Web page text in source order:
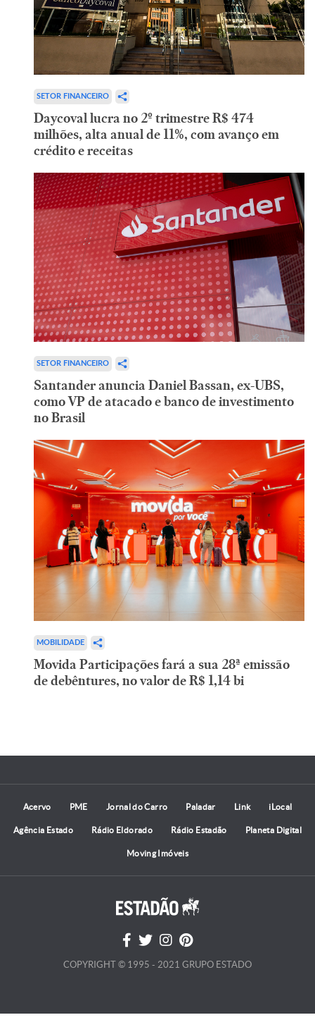
SETOR FINANCEIRO
Daycoval lucra no 2º trimestre R$ 474
milhões, alta anual de 11%, com avanço em
crédito e receitas
SETOR FINANCEIRO
Santander anuncia Daniel Bassan, ex-UBS,
como VP de atacado e banco de investimento
no Brasil
MOBILIDADE
Movida Participações fará a sua 28ª emissão
de debêntures, no valor de R$ 1,14 bi
Acervo PME Jornal do Carro Paladar Link iLocal
Agência Estado Rádio Eldorado Rádio Estadão Planeta Digital
Moving Imóveis
COPYRIGHT © 1995 - 2021 GRUPO ESTADO